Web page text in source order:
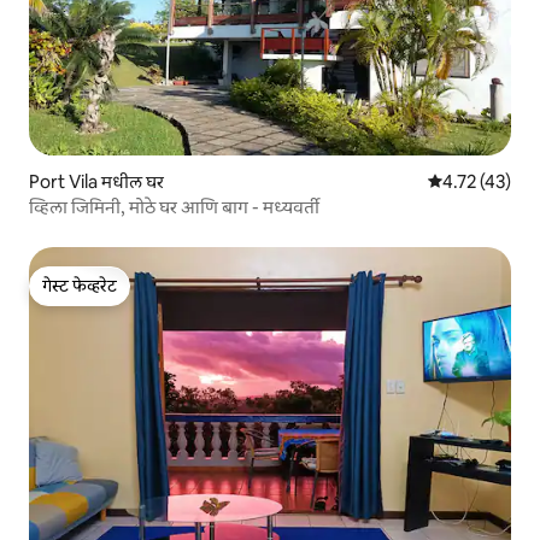
Port Vila मधील घर 5 पैकी 4.72
4.72 (43)
व्हिला जिमिनी, मोठे घर आणि बाग - मध्यवर्ती
गेस्ट फेव्हरेट
गेस्ट फेव्हरेट